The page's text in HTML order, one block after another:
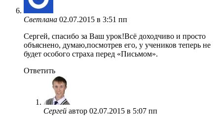
Светлана 02.07.2015 в 3:51 пп
Сергей, спасибо за Ваш урок!Всё доходчиво и просто
объяснено, думаю,посмотрев его, у учеников теперь не
будет особого страха перед «Письмом».
Ответить
Сергей автор 02.07.2015 в 5:07 пп